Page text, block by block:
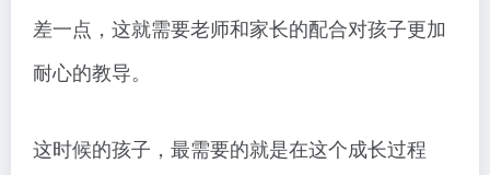
差一点，这就需要老师和家长的配合对孩子更加
耐心的教导。
这时候的孩子，最需要的就是在这个成长过程